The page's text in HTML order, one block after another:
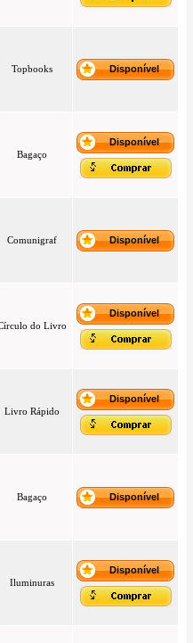
Topbooks Disponível
Bagaço
Disponível
Comunigraf Disponível
do Livro
Disponível
Livro Rápido
Disponível
Bagaço Disponível
Iluminuras
Disponível